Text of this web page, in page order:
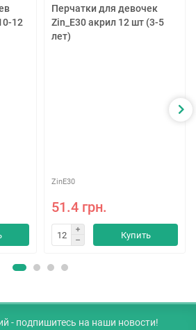
12
Перчатки для девочек
Zin_E30 акрил 12 шт (3-5
лет)
ZinE30
51.4 грн.
Купить
- подпишитесь на наши новости!